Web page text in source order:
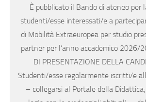
È pubblicato il Bando di ateneo per
studenti/esse interessati/e a
di Mobilità Extraeuropea per studio
partner per l’anno accademico 2026/
DI PRESENTAZIONE DELLA
Studenti/esse regolarmente iscritti/e
– collegarsi al Portale della